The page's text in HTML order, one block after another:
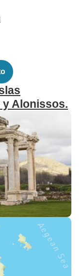
y Alonissos.